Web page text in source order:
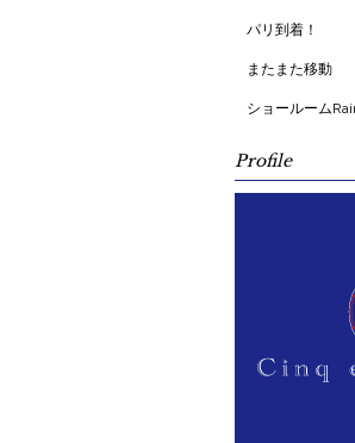
パリ到着！
またまた移動
ショールーム
Profile